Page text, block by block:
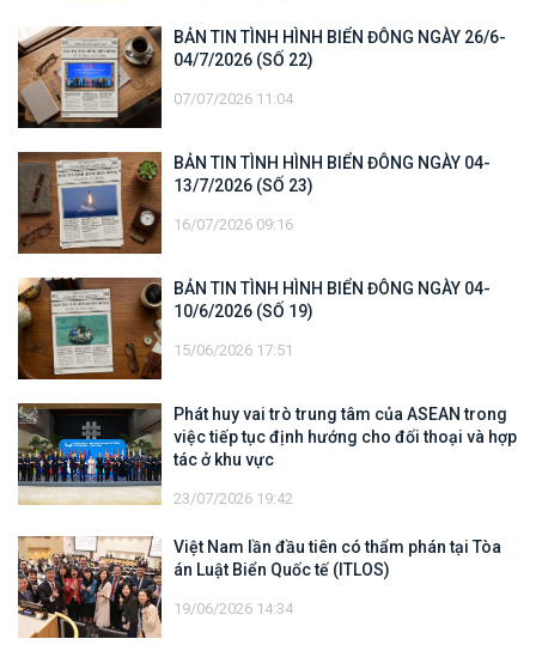
BẢN TIN TÌNH HÌNH BIỂN ĐÔNG NGÀY 26/6-
04/7/2026 (SỐ 22)
07/07/2026 11:04
BẢN TIN TÌNH HÌNH BIỂN ĐÔNG NGÀY 04-
13/7/2026 (SỐ 23)
16/07/2026 09:16
BẢN TIN TÌNH HÌNH BIỂN ĐÔNG NGÀY 04-
10/6/2026 (SỐ 19)
15/06/2026 17:51
Phát huy vai trò trung tâm của ASEAN trong
việc tiếp tục định hướng cho đối thoại và hợp
tác ở khu vực
23/07/2026 19:42
Việt Nam lần đầu tiên có thẩm phán tại Tòa
án Luật Biển Quốc tế (ITLOS)
19/06/2026 14:34